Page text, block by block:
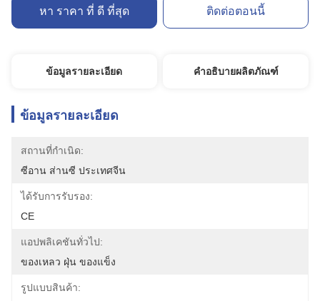
หา ราคา ที่ ดี ที่สุด ติดต่อตอนนี้
ข้อมูลรายละเอียด คำอธิบายผลิตภัณฑ์
ข้อมูลรายละเอียด
สถานที่กำเนิด:
ซีอาน ส่านซี ประเทศจีน
ได้รับการรับรอง:
CE
แอปพลิเคชันทั่วไป:
ของเหลว ฝุ่น ของแข็ง
รูปแบบสินค้า: